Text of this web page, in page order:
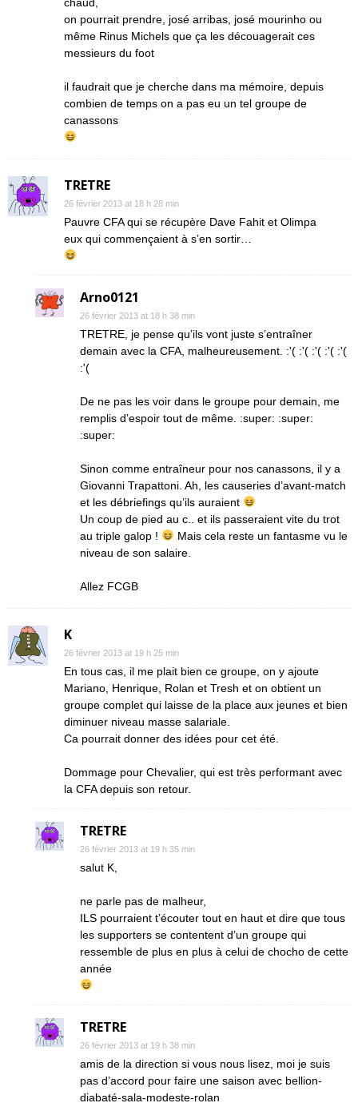
on pourrait prendre, josé arribas, josé mourinho ou
même Rinus Michels que ça les découagerait ces
messieurs du foot
il faudrait que je cherche dans ma mémoire, depuis
combien de temps on a pas eu un tel groupe de
canassons
TRETRE
26 février 2013 at 18 h 28 min
Pauvre CFA qui se récupère Dave Fahit et Olimpa
eux qui commençaient à s’en sortir…
Arno0121
26 février 2013 at 18 h 38 min
TRETRE, je pense qu’ils vont juste s’entraîner
demain avec la CFA, malheureusement. :'( :'( :'( :'( :'(
:'(
De ne pas les voir dans le groupe pour demain, me
remplis d’espoir tout de même. :super: :super:
:super:
Sinon comme entraîneur pour nos canassons, il y a
Giovanni Trapattoni. Ah, les causeries d’avant-match
et les débriefings qu’ils auraient
Un coup de pied au c.. et ils passeraient vite du trot
au triple galop !
Mais cela reste un fantasme vu le
niveau de son salaire.
Allez FCGB
K
26 février 2013 at 19 h 25 min
En tous cas, il me plait bien ce groupe, on y ajoute
Mariano, Henrique, Rolan et Tresh et on obtient un
groupe complet qui laisse de la place aux jeunes et bien
diminuer niveau masse salariale.
Ca pourrait donner des idées pour cet été.
Dommage pour Chevalier, qui est très performant avec
la CFA depuis son retour.
TRETRE
26 février 2013 at 19 h 35 min
salut K,
ne parle pas de malheur,
ILS pourraient t’écouter tout en haut et dire que tous
les supporters se contentent d’un groupe qui
ressemble de plus en plus à celui de chocho de cette
année
TRETRE
26 février 2013 at 19 h 38 min
amis de la direction si vous nous lisez, moi je suis
pas d’accord pour faire une saison avec bellion-
diabaté-sala-modeste-rolan